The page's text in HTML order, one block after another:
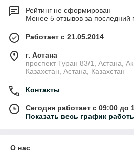
Рейтинг не сформирован
Менее 5 отзывов за последний
Работает с 21.05.2014
г. Астана
проспект Туран 83/1, Астана,
Казахстан, Астана, Казахстан
Контакты
Сегодня работает с 09:00 до
Показать весь график
О нас